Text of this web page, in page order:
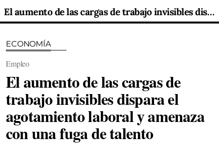
El aumento de las cargas de trabajo invisibles dispara el agotamiento laboral y amenaza con una fuga de talento
ECONOMÍA
Empleo
El aumento de las cargas de
trabajo invisibles dispara el
agotamiento laboral y amenaza
con una fuga de talento